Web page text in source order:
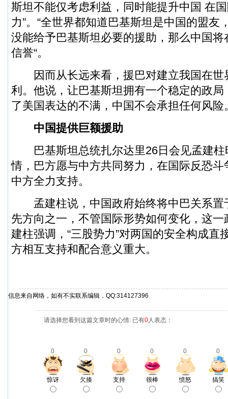
斯坦不能仅考虑利益，同时能提升中国 在
力”。“全世界都知道巴基斯坦是中国的盟友
没能给予巴基斯坦必要的援助，那么中国
信誉“。
因而从长远来看，援巴对建立我国在世
利。他说，让巴基斯坦拥有一个稳定的政
了美国表达的不满，中国不会承担任何风险
中国提供巨额援助
巴基斯坦总统扎尔达里26日会见孟建柱
情，巴方愿与中方共同努力，在国际反恐
中方全力支持。
孟建柱说，中国政府始终将中巴关系置
先方向之一，不管国际形势如何变化，这
建柱强调，“三股势力”对两国的安全构成直
方相互支持和配合意义重大。
信息来自网络，如有不实联系编辑，QQ:314127396
请选择您看到这篇文章时的心情: 已有0人表态：
0 0 0 0 0 0
惊讶 欠揍 支持 很棒 愤怒 搞笑